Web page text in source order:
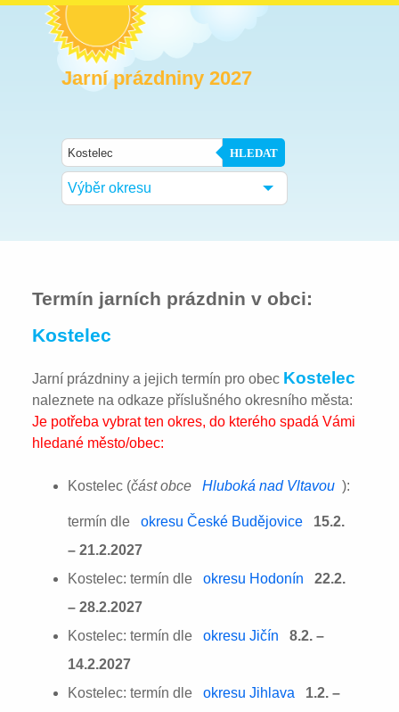
Jarní prázdniny 2027
HLEDAT
Výběr okresu
Termín jarních prázdnin v obci:
Kostelec
Jarní prázdniny a jejich termín pro obec Kostelec
naleznete na odkaze příslušného okresního města:
Je potřeba vybrat ten okres, do kterého spadá Vámi
hledané město/obec:
Kostelec (část obce Hluboká nad Vltavou ):
termín dle okresu České Budějovice
15.2.
– 21.2.2027
Kostelec: termín dle
okresu Hodonín
22.2.
– 28.2.2027
Kostelec: termín dle
okresu Jičín
8.2. –
14.2.2027
Kostelec: termín dle
okresu Jihlava
1.2. –